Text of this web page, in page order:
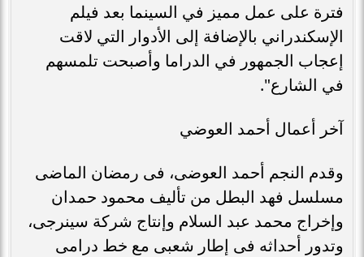
فترة على عمل مميز في السينما بعد فيلم
الإسكندراني بالإضافة إلى الأدوار التي لاقت
إعجاب الجمهور في الدراما وأصبحت تلمسهم
في الشارع".
آخر أعمال أحمد العوضي
وقدم النجم أحمد العوضى، فى رمضان الماضى
مسلسل فهد البطل من تأليف محمود حمدان
وإخراج محمد عبد السلام وإنتاج شركة سينرجى،
وتدور أحداثه فى إطار شعبى مع خط درامى